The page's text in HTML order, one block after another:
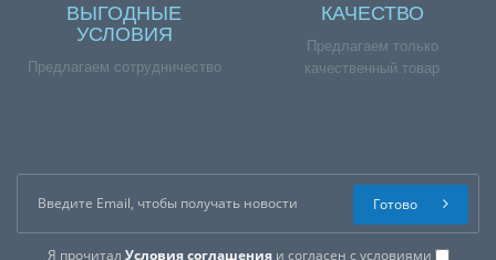
ВЫГОДНЫЕ
УСЛОВИЯ
Предлагаем сотрудничество
КАЧЕСТВО
Предлагаем только
качественный товар
Я прочитал Условия соглашенияи согласен с условиями
Готово